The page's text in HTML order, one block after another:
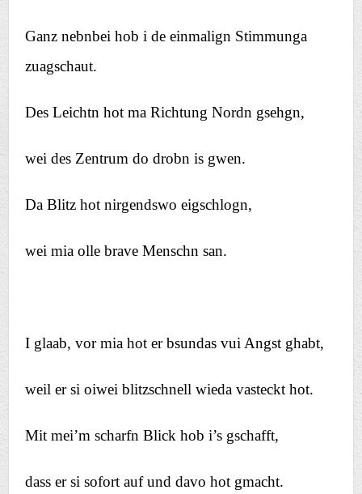
Ganz nebnbei hob i de einmalign Stimmunga
zuagschaut.
Des Leichtn hot ma Richtung Nordn gsehgn,
wei des Zentrum do drobn is gwen.
Da Blitz hot nirgendswo eigschlogn,
wei mia olle brave Menschn san.
I glaab, vor mia hot er bsundas vui Angst ghabt,
weil er si oiwei blitzschnell wieda vasteckt hot.
Mit mei’m scharfn Blick hob i’s gschafft,
dass er si sofort auf und davo hot gmacht.